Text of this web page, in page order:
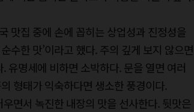
맛집 중에 손에 꼽히는 상업성과 진정성을
수한 맛’이라고 했다. 주의 깊게 보지 않으면
유명세에 비하면 소박하다. 문을 열면 여러
형태가 익숙하다면 생소한 풍경이다.
면서 녹진한 내장의 맛을 선사한다. 뒷맛은